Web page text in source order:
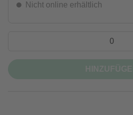
Nicht online erhältlich